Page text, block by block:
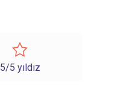
5/5 yıldız